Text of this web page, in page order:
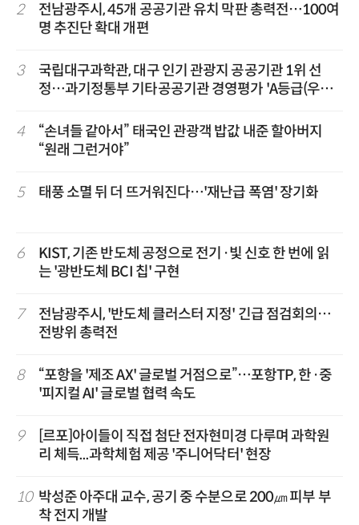
2
전남광주시, 45개 공공기관 유치 막판 총력전…100여
명 추진단 확대 개편
3
국립대구과학관, 대구 인기 관광지 공공기관 1위 선
정…과기정통부 기타공공기관 경영평가 'A등급(우수)'
4
“손녀들 같아서” 태국인 관광객 밥값 내준 할아버지
“원래 그런거야”
5 태풍 소멸 뒤 더 뜨거워진다…'재난급 폭염' 장기화
6
KIST, 기존 반도체 공정으로 전기·빛 신호 한 번에 읽
는 '광반도체 BCI 칩' 구현
7
전남광주시, '반도체 클러스터 지정' 긴급 점검회의…
전방위 총력전
8
“포항을 '제조 AX' 글로벌 거점으로”…포항TP, 한·중
'피지컬 AI' 글로벌 협력 속도
9
[르포]아이들이 직접 첨단 전자현미경 다루며 과학원
리 체득...과학체험 제공 '주니어닥터' 현장
10 박성준 아주대 교수, 공기 중 수분으로 200㎛ 피부 부
착 전지 개발